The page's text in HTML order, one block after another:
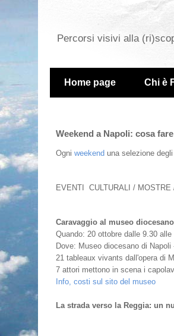
Percorsi visivi alla
Home page Chi è
Weekend a Napoli: cosa
Ogni weekend una selezione
EVENTI CULTURALI / MOSTRE
Caravaggio al museo
Quando: 20 ottobre dalle 9.30 alle
Dove: Museo diocesano di Napoli
21 tableaux vivants dall'opera di
7 attori mettono in scena i
Info, costi sul sito del museo
La strada verso la Reggia: un